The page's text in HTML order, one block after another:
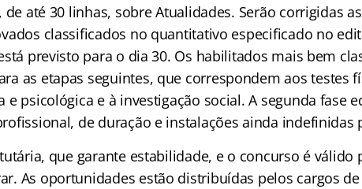
até 30 linhas, sobre Atualidades. Serão corrigidas
classificados no quantitativo especificado no
previsto para o dia 30. Os habilitados mais bem
as etapas seguintes, que correspondem aos testes
e psicológica e à investigação social. A segunda fase
de duração e instalações ainda indefinidas
que garante estabilidade, e o concurso é válido
As oportunidades estão distribuídas pelos cargos